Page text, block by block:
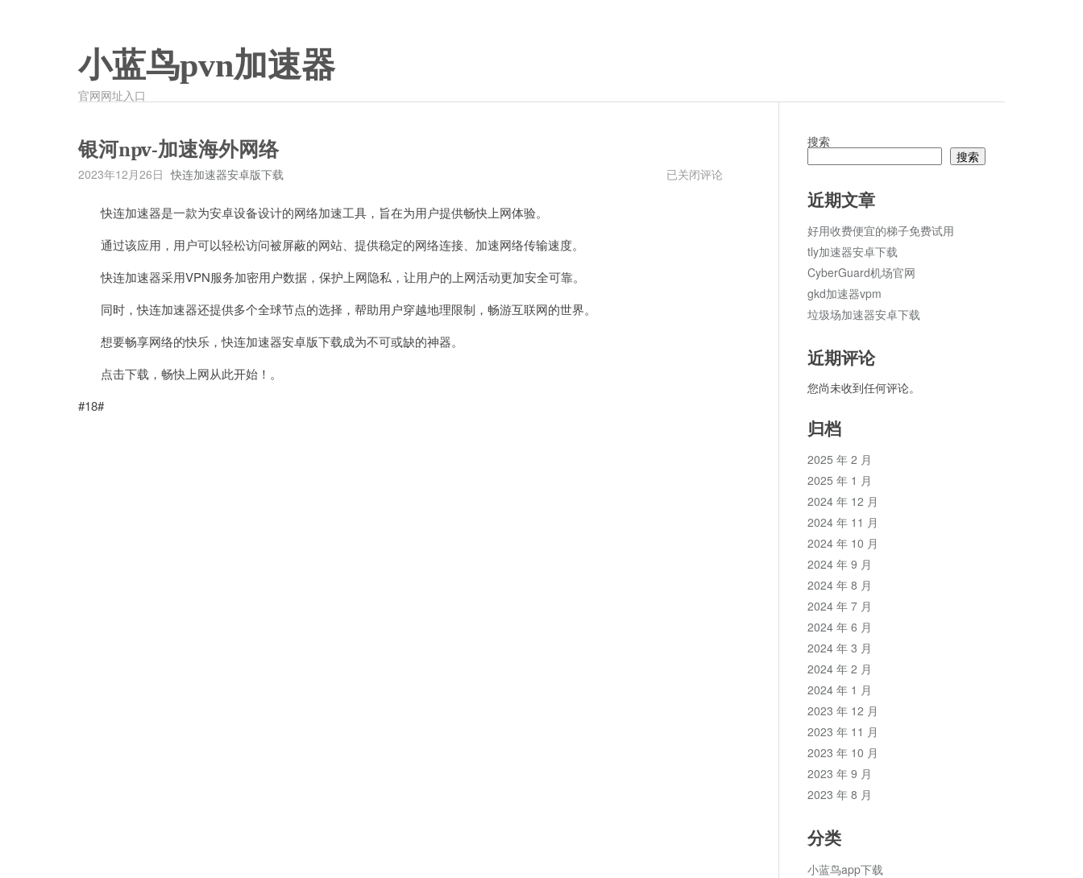
小蓝鸟pvn加速器
官网网址入口
银河npv-加速海外网络
2023年12月26日 快连加速器安卓版下载
银
已关闭评论
快连加速器是一款为安卓设备设计的网络加速工具，旨在为用户提供畅快上网体验。
通过该应用，用户可以轻松访问被屏蔽的网站、提供稳定的网络连接、加速网络传输速度。
快连加速器采用VPN服务加密用户数据，保护上网隐私，让用户的上网活动更加安全可靠。
同时，快连加速器还提供多个全球节点的选择，帮助用户穿越地理限制，畅游互联网的世界。
想要畅享网络的快乐，快连加速器安卓版下载成为不可或缺的神器。
点击下载，畅快上网从此开始！。
#18#
搜索
搜索
近期文章
好用收费便宜的梯子免费试用
tly加速器安卓下载
CyberGuard机场官网
gkd加速器vpm
垃圾场加速器安卓下载
近期评论
您尚未收到任何评论。
归档
2025 年 2 月
2025 年 1 月
2024 年 12 月
2024 年 11 月
2024 年 10 月
2024 年 9 月
2024 年 8 月
2024 年 7 月
2024 年 6 月
2024 年 3 月
2024 年 2 月
2024 年 1 月
2023 年 12 月
2023 年 11 月
2023 年 10 月
2023 年 9 月
2023 年 8 月
分类
小蓝鸟app下载